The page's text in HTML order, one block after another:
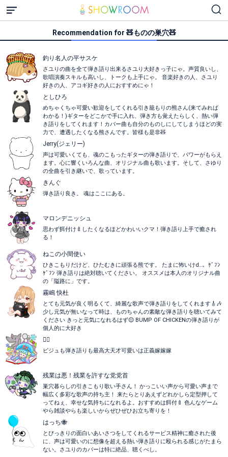
Recommendation for 🧸ものの巣穴🧸
釣り名人の平サスケ
さユりの曲を全て弾き語り出来るさユり大好きっ子にゃ。声質良いし、
歌唱演奏スキルも高いし、トークも上手にゃ。 音楽好きの人、さユり
好きの人、アコギ好きの人におすすめにゃ！
としひろ
めちゃくちゃ可愛い歓迎をしてくれる引き籠もりの熊さん(来てみれば
わかる！)ギターをどこかで手に入れ、弾き方も覚えたらしく、熱い弾
き語りをしてくれます！カバー曲も自分のものしにしてしまうほどの実
力で、遭遇したくなる熊さんです。皆様も是非🧸
Jerry(ジェリー)
声は可愛いくても、魂のこもったギターの弾き語りで、パワーがもらえ
ます。心に響くいろんな曲、オリジナル曲も歌います。そして、さゆり
の全曲を引き継いで、歌っています。
きんぐ
弾き語り良き。 魂はここにある。
マロンデニッシュ
思わず餌付け🍼したくなるほどかわいいクマ！弾き語り上手で癒され
る！
ねこの小間使い
ひきこもりだけど、ひたむきに頑張る熊です。 たまに怖いけd…、ｹﾞﾌﾝ
ｹﾞﾌﾝ 弾き語りは絶対聴いてください。 オススメは本人のオリジナル曲
の「隘路に」です。
霧嶋 快杜
とても元気が良く明るくて、綺麗な歌声で弾き語りをしてくれます🎸🎶
少し元気が無いなって時は、ものちゃんの素敵な弾き語りを聴いてみて
ください きっと元気になれるはず😌 BUMP OF CHICKENの弾き語りが
個人的に大好き
ぺ⃝
ビジュも弾き語りも最高大天才可愛いは正義嫁嫁嫁
残業は悪！残業を許すな党党首
巣穴暮らしの引きこもり歌い手さん！ かっこいい声から可愛い声まで
幅広く多彩な歌声の持ち主！ 来たらとりあえずどれかしら定型押して
ってねぇ、幸せな気持ちになれるよ。おすすめは餌付🍼 色んなゲーム
やら雑談やらも楽しいからぜひぜひお立ち寄りを！
はっち🐝
とびっきりの面白いあいさつをしてくれるサービス精神に癒された後
に、声は可愛いのに想像を超える熱い弾き語りに殴られる感じがたまら
ない。さユりのカバーは特に絶品、聴くべし。